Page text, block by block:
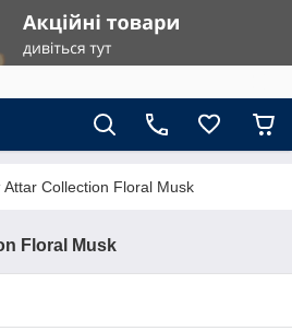
Collection Floral Musk
Floral Musk